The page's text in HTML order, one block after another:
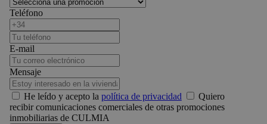
Teléfono
E-mail
Mensaje
He leído y acepto la política de privacidad
Quiero
recibir comunicaciones comerciales de otras promociones
inmobiliarias de CULMIA